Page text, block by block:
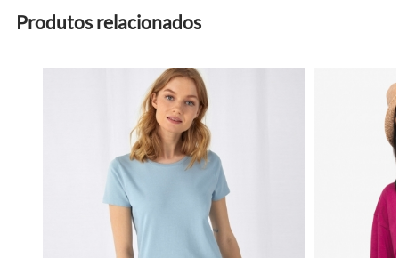
Produtos relacionados